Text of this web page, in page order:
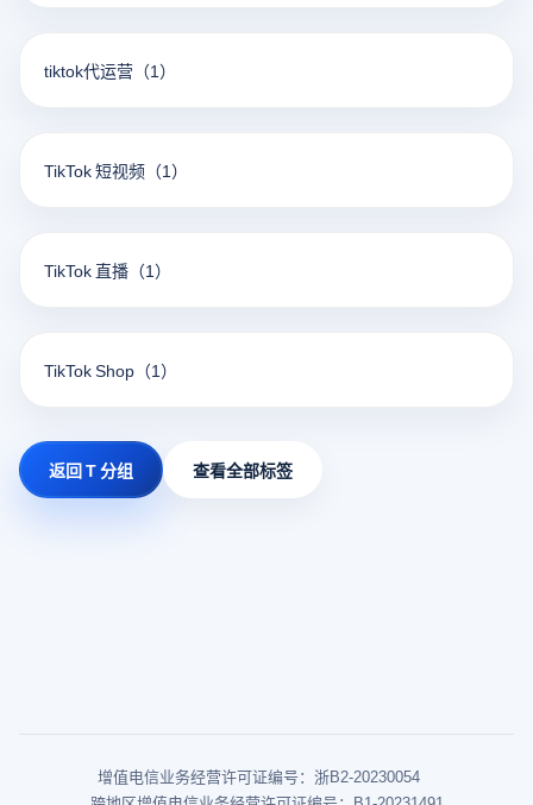
tiktok代运营 （1）
TikTok 短视频 （1）
TikTok 直播 （1）
TikTok Shop （1）
返回 T 分组 查看全部标签
增值电信业务经营许可证编号：浙B2-20230054